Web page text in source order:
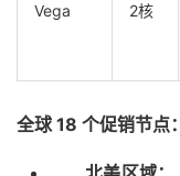
Vega 2核
全球 18 个促销节点：